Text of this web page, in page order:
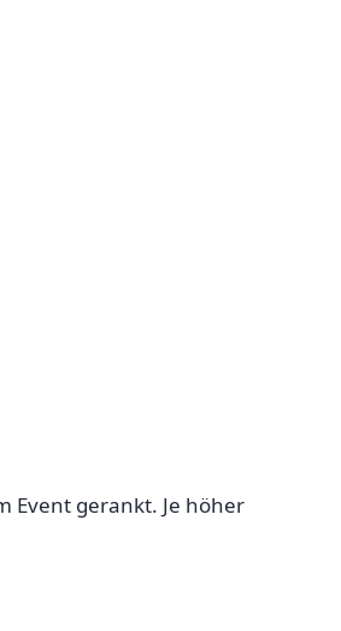
Event gerankt. Je höher